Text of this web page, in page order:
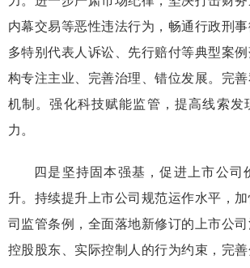
内幕交易等恶性违法行为，畅通行政刑
多特别代表人诉讼、先行赔付等典型案
构专注主业、完善治理、错位发展。完
机制。强化科技赋能监管，提高线索发
力。
四是坚持固本强基，促进上市公司
升。持续提升上市公司规范运作水平，
司监管条例，全面落地新修订的上市公
控股股东、实际控制人的行为约束，完